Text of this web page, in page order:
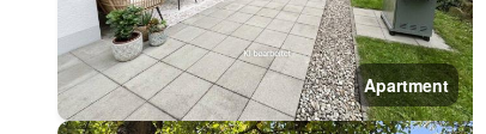
Apartment